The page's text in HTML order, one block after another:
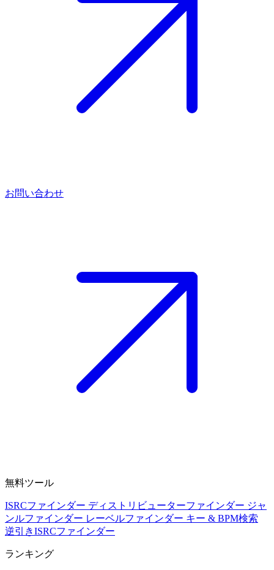
お問い合わせ
無料ツール
ISRCファインダー ディストリビューターファインダー ジャ
ンルファインダー レーベルファインダー キー & BPM検索
逆引きISRCファインダー
ランキング